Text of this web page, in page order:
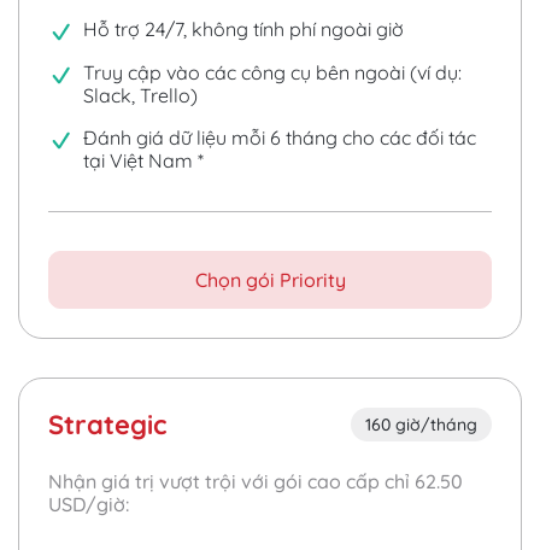
Hỗ trợ 24/7, không tính phí ngoài giờ
Truy cập vào các công cụ bên ngoài (ví dụ:
Slack, Trello)
Đánh giá dữ liệu mỗi 6 tháng cho các đối tác
tại Việt Nam *
Chọn gói Priority
Strategic 160 giờ/tháng
Nhận giá trị vượt trội với gói cao cấp chỉ 62.50
USD/giờ: